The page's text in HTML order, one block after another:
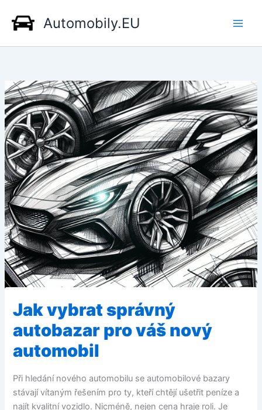
obsah
Automobily.EU
Jak vybrat správný
autobazar pro váš nový
automobil
Při hledání nového automobilu se automobilové bazary
stávají vítaným řešením pro ty, kteří chtějí ušetřit peníze a
najít kvalitní vozidlo. Nicméně, nejen cena hraje roli. Je